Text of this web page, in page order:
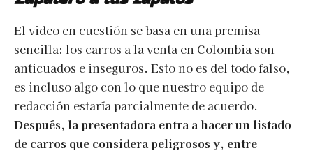
El video en cuestión se basa en una premisa
sencilla: los carros a la venta en Colombia son
anticuados e inseguros. Esto no es del todo falso,
es incluso algo con lo que nuestro equipo de
redacción estaría parcialmente de acuerdo.
Después, la presentadora entra a hacer un listado
de carros que considera peligrosos y, entre